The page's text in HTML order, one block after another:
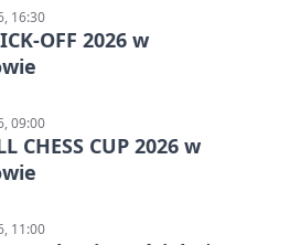
16:30
OFF 2026 w
09:00
CHESS CUP 2026 w
11:00